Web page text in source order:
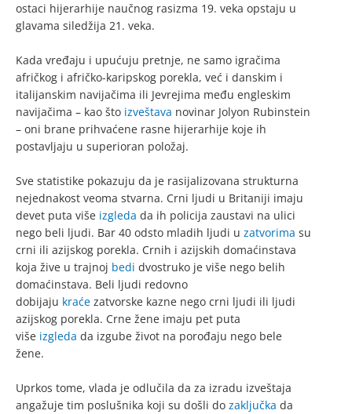
ostaci hijerarhije naučnog rasizma 19. veka opstaju u
glavama siledžija 21. veka.
Kada vređaju i upućuju pretnje, ne samo igračima
afričkog i afričko-karipskog porekla, već i danskim i
italijanskim navijačima ili Jevrejima među engleskim
navijačima – kao što izveštava novinar Jolyon Rubinstein
– oni brane prihvaćene rasne hijerarhije koje ih
postavljaju u superioran položaj.
Sve statistike pokazuju da je rasijalizovana strukturna
nejednakost veoma stvarna. Crni ljudi u Britaniji imaju
devet puta više izgleda da ih policija zaustavi na ulici
nego beli ljudi. Bar 40 odsto mladih ljudi u zatvorima su
crni ili azijskog porekla. Crnih i azijskih domaćinstava
koja žive u trajnoj bedi dvostruko je više nego belih
domaćinstava. Beli ljudi redovno
dobijaju kraće zatvorske kazne nego crni ljudi ili ljudi
azijskog porekla. Crne žene imaju pet puta
više izgleda da izgube život na porođaju nego bele
žene.
Uprkos tome, vlada je odlučila da za izradu izveštaja
angažuje tim poslušnika koji su došli do zaključka da